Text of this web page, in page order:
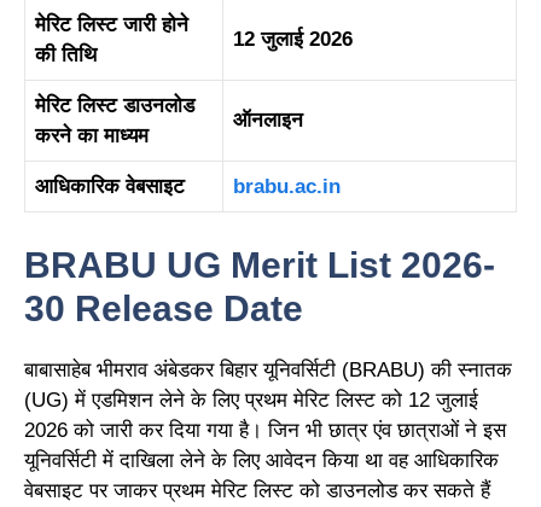
मेरिट लिस्ट जारी होने
की तिथि
12 जुलाई 2026
मेरिट लिस्ट डाउनलोड
करने का माध्यम
ऑनलाइन
आधिकारिक वेबसाइट brabu.ac.in
BRABU UG Merit List 2026-
30 Release Date
बाबासाहेब भीमराव अंबेडकर बिहार यूनिवर्सिटी (BRABU) की स्नातक
(UG) में एडमिशन लेने के लिए प्रथम मेरिट लिस्ट को 12 जुलाई
2026 को जारी कर दिया गया है। जिन भी छात्र एंव छात्राओं ने इस
यूनिवर्सिटी में दाखिला लेने के लिए आवेदन किया था वह आधिकारिक
वेबसाइट पर जाकर प्रथम मेरिट लिस्ट को डाउनलोड कर सकते हैं